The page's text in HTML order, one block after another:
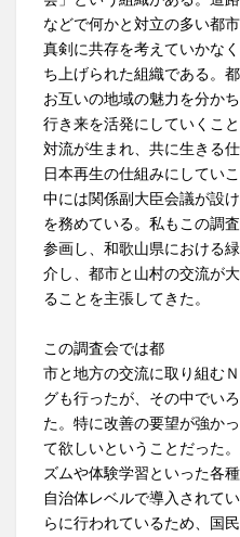
などで何かと対立の多い都
真剣に共存を考えていかな
ち上げられた組織である。
お互いの地域の魅力を分か
行き来を活発にしていくこ
対流が生まれ、共に生きる
日本再生の仕組みにしてい
中には関係副大臣会議が設
を務めている。私もこの調
参画し、和歌山県における
介し、都市と山村の交流が
ることを主張してきた。
この調査会では都
市と地方の交流に取り組む
グも行ったが、その中でい
た。特に改善の要望が強か
て欲しいということだった
ズムや体験学習といった各
自治体レベルで導入されて
らに行われているため、国